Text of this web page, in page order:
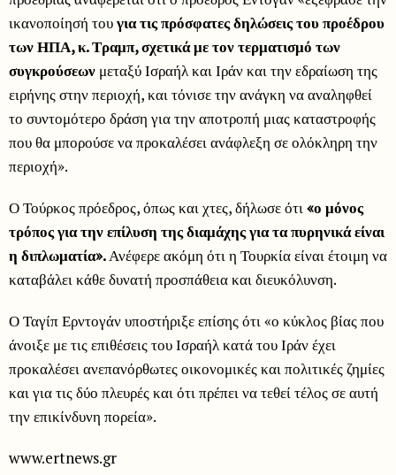
ικανοποίησή τουγια τις πρόσφατες δηλώσεις του προέδρου
των ΗΠΑ, κ. Τραμπ, σχετικά με τον τερματισμό των
συγκρούσεων μεταξύ Ισραήλ και Ιράν και την εδραίωση της
ειρήνης στην περιοχή, και τόνισε την ανάγκη να αναληφθεί
το συντομότερο δράση για την αποτροπή μιας καταστροφής
που θα μπορούσε να προκαλέσει ανάφλεξη σε ολόκληρη την
περιοχή».
Ο Τούρκος πρόεδρος, όπως και χτες, δήλωσε ότι«ο μόνος
τρόπος για την επίλυση της διαμάχης για τα πυρηνικά είναι
η διπλωματία».Ανέφερε ακόμη ότι η Τουρκία είναι έτοιμη να
καταβάλει κάθε δυνατή προσπάθεια και διευκόλυνση.
Ο Ταγίπ Ερντογάν υποστήριξε επίσης ότι «ο κύκλος βίας που
άνοιξε με τις επιθέσεις του Ισραήλ κατά του Ιράν έχει
προκαλέσει ανεπανόρθωτες οικονομικές και πολιτικές ζημίες
και για τις δύο πλευρές και ότι πρέπει να τεθεί τέλος σε αυτή
την επικίνδυνη πορεία».
www.ertnews.gr